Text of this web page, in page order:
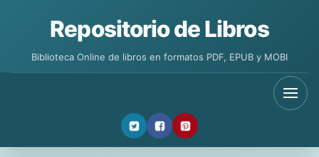
Repositorio de Libros
Biblioteca Online de libros en formatos PDF, EPUB y MOBI